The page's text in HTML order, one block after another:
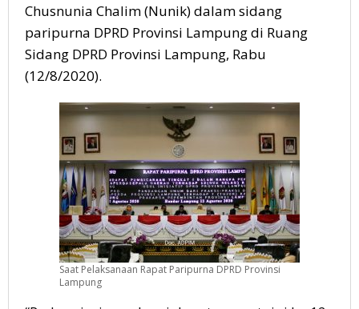
Chusnunia Chalim (Nunik) dalam sidang
paripurna DPRD Provinsi Lampung di Ruang
Sidang DPRD Provinsi Lampung, Rabu
(12/8/2020).
Saat Pelaksanaan Rapat Paripurna DPRD Provinsi
Lampung